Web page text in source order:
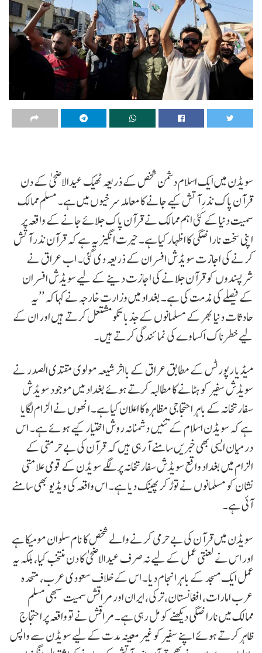
سویڈن میں ایک اسلام دشمن شخص کے ذریعہ ٹھیک عیدالاضحیٰ کے دن
قرآن پاک نذرِ آتش کیے جانے کا معاملہ سرخیوں میں ہے۔ مسلم ممالک
سمیت دنیا کے کئی اہم ممالک نے قرآن پاک جلائے جانے کے واقعہ پر
اپنی سخت ناراضگی کا اظہار کیا ہے۔ حیرت انگیز یہ ہے کہ قرآن نذر آتش
کرنے کی اجازت سویڈش افسران کے ذریعہ دی گئی۔ اب عراق نے
شرپسندوں کو قرآن جلانے کی اجازت دینے کے لیے سویڈش افسران
کے فیصلے کی مذمت کی ہے۔ بغداد میں وزارت خارجہ نے کہا کہ ’’یہ
حادثات دنیا بھر کے مسلمانوں کے جذبا تکو مشتعل کرتے ہیں اور ان کے
لیے خطرناک اکساوے کی نمائندگی کرتے ہیں۔
میڈیا رپورٹس کے مطابق عراق کے بااثر شیعہ مولوی مقتدی الصدر نے
سویڈش سفیر کو ہٹانے کا مطالبہ کرتے ہوئے بغداد میں موجود سویڈش
سفارتخانہ کے باہر احتجاجی مظاہرہ کا اعلان کیا ہے۔ انھوں نے الزام لگایا
ہے کہ سویڈن اسلام کے تئیں دشمنانہ روش اختیار کیے ہوئے ہے۔ اس
درمیان ایسی بھی خبریں سامنے آ رہی ہیں کہ قرآن کی بے حرمتی کے
الزام میں بغداد واقع سویڈش سفارتخانہ پر لگے سویڈن کے قومی علامتی
نشان کو مسلمانوں نے توڑ کر پھینک دیا ہے۔ اس واقعہ کی ویڈیو بھی سامنے
آئی ہے۔
سویڈن میں قرآن کی بے حرمی کرنے والے شخص کا نام سلوان مومیکا ہے
اور اس نے لعنتی عمل کے لیے نہ صرف عیدالاضحیٰ کا دن منتخب کیا، بلکہ یہ
عمل ایک مسجد کے باہر انجام دیا۔ اس کے خلاف سعودی عرب، متحدہ
عرب امارات، افغانستان، ترکی، ایران اور مراقش سمیت سبھی مسلم
ممالک میں ناراضگی دیکھنے کو مل رہی ہے۔ مراقش نے تو واقعہ پر احتجاج
ظاہر کرتے ہوئے اپنے سفیر کو غیر معینہ مدت کے لیے سویڈن سے واپس